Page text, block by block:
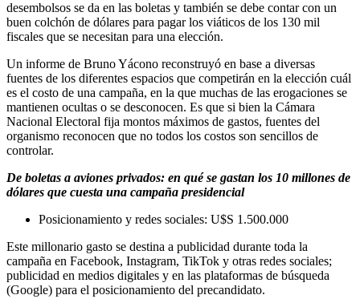
desembolsos se da en las boletas y también se debe contar con un
buen colchón de dólares para pagar los viáticos de los 130 mil
fiscales que se necesitan para una elección.
Un informe de Bruno Yácono reconstruyó en base a diversas
fuentes de los diferentes espacios que competirán en la elección cuál
es el costo de una campaña, en la que muchas de las erogaciones se
mantienen ocultas o se desconocen. Es que si bien la Cámara
Nacional Electoral fija montos máximos de gastos, fuentes del
organismo reconocen que no todos los costos son sencillos de
controlar.
De boletas a aviones privados: en qué se gastan los 10 millones de
dólares que cuesta una campaña presidencial
Posicionamiento y redes sociales: U$S 1.500.000
Este millonario gasto se destina a publicidad durante toda la
campaña en Facebook, Instagram, TikTok y otras redes sociales;
publicidad en medios digitales y en las plataformas de búsqueda
(Google) para el posicionamiento del precandidato.